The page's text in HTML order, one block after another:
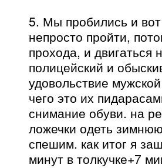
5. Мы пробились и
непросто пройти,
прохода, и двигаться
полицейский и
удовольствие
чего это их
снимание обуви. на
ложечки одеть
спешим. как итог я
минут в толкучке+7